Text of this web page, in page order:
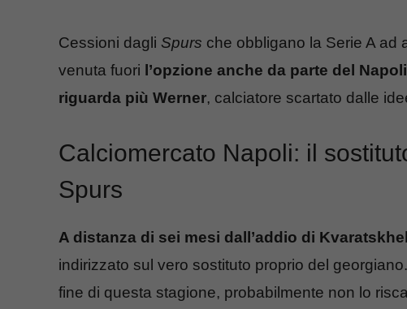
Cessioni dagli Spurs che obbligano la Serie A ad
venuta fuori l’opzione anche da parte del
riguarda più Werner, calciatore scartato dalle
Calciomercato Napoli: il
Spurs
A distanza di sei mesi dall’addio di
indirizzato sul vero sostituto proprio del
fine di questa stagione, probabilmente non lo